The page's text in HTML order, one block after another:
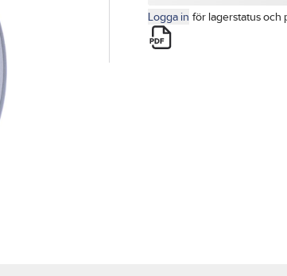
Logga in för lagerstatus och